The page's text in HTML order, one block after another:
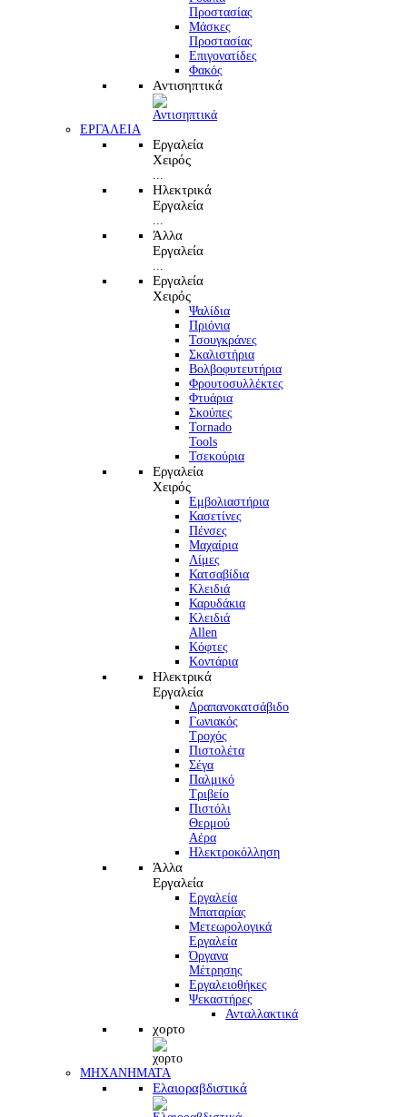
Προστασίας
Μάσκες
Προστασίας
Επιγονατίδες
Φακός
Αντισηπτικά
ΕΡΓΑΛΕΙΑ
Εργαλεία
Χειρός
...
Ηλεκτρικά
Εργαλεία
...
Άλλα
Εργαλεία
...
Εργαλεία
Χειρός
Ψαλίδια
Πριόνια
Τσουγκράνες
Σκαλιστήρια
Βολβοφυτευτήρια
Φρουτοσυλλέκτες
Φτυάρια
Σκούπες
Tornado
Tools
Τσεκούρια
Εργαλεία
Χειρός
Εμβολιαστήρια
Κασετίνες
Πένσες
Μαχαίρια
Λίμες
Κατσαβίδια
Κλειδιά
Καρυδάκια
Κλειδιά
Allen
Κόφτες
Κοντάρια
Ηλεκτρικά
Εργαλεία
Δραπανοκατσάβιδο
Γωνιακός
Τροχός
Πιστολέτα
Σέγα
Παλμικό
Τριβείο
Πιστόλι
Θερμού
Αέρα
Ηλεκτροκόλληση
Άλλα
Εργαλεία
Εργαλεία
Μπαταρίας
Μετεωρολογικά
Εργαλεία
Όργανα
Μέτρησης
Εργαλειοθήκες
Ψεκαστήρες
Ανταλλακτικά
χορτο
ΜΗΧΑΝΗΜΑΤΑ
Ελαιοραβδιστικά